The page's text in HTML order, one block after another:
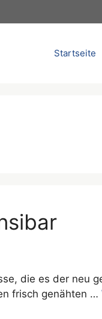
Startseite
die es der neu
frisch genähten …